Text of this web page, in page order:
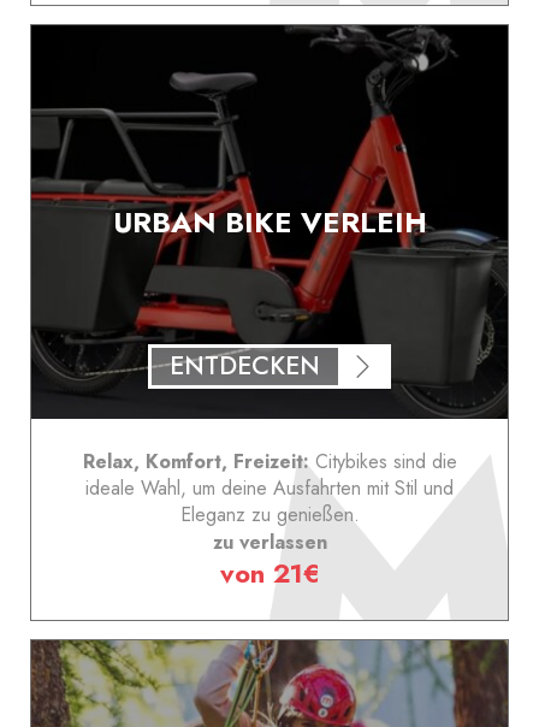
URBAN BIKE VERLEIH
ENTDECKEN
Relax, Komfort, Freizeit:Citybikes sind die
ideale Wahl, um deine Ausfahrten mit Stil und
Eleganz zu genießen.
zu verlassen
von 21€